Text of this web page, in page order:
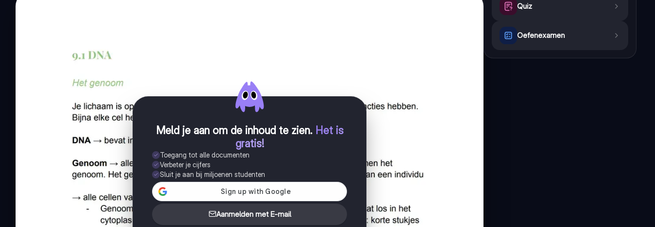
Meld je aan om de inhoud te zien. Het is
gratis!
Toegang tot alle documenten
Verbeter je cijfers
Sluit je aan bij miljoenen studenten
Aanmelden met E-mail
Quiz
Oefenexamen